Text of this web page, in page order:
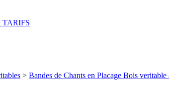
TARIFS
> Bandes de Chants en Placage Bois